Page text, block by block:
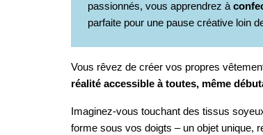
passionnés, vous apprendrez à
parfaite pour une pause créative loin
Vous rêvez de créer vos propres
réalité accessible à toutes, même
Imaginez-vous touchant des tissus
forme sous vos doigts – un objet unique,